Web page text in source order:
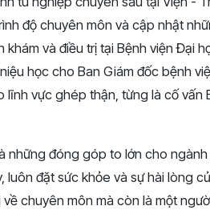
độ chuyên môn và cập nhật
khám và điều trị tại Bệnh viện Đại
học cho Ban Giám đốc bệnh
vực ghép thận, từng là cố vấn
những đóng góp to lớn cho
luôn đặt sức khỏe và sự hài lòng
chuyên môn mà còn là một